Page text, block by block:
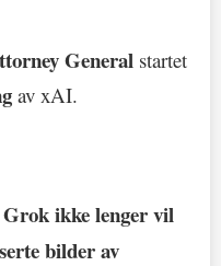
General startet
av xAI.
Grok ikke lenger vil
bilder av